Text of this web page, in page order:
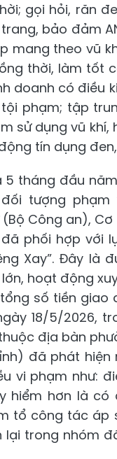
gọi hỏi, răn
bảo đảm
theo vũ
thời, làm tốt
doanh có điều
phạm; tập
sử dụng vũ khí,
tín dụng
tháng đầu
đối tượng
Công an),
phối hợp với
Xay”. Đây là
hoạt động
số tiền giao
18/5/2026,
địa bàn
đã phát
vi phạm như:
hiểm hơn là
tổ công tác
trong nhóm